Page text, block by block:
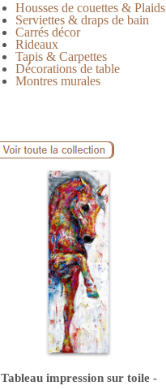
Housses de couettes & Plaids
Serviettes & draps de bain
Carrés décor
Rideaux
Tapis & Carpettes
Décorations de table
Montres murales
Tableau impression sur toile -